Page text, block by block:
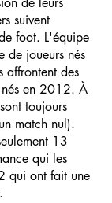
suivent
foot. L'équipe
de joueurs nés
des
nés en 2012. À
toujours
match nul).
13
qui les
qui ont fait une